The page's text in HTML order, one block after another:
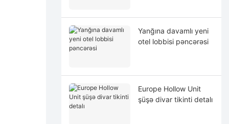
Yanğına davamlı yeni
otel lobbisi pəncərəsi
Europe Hollow Unit
şüşə divar tikinti detalı